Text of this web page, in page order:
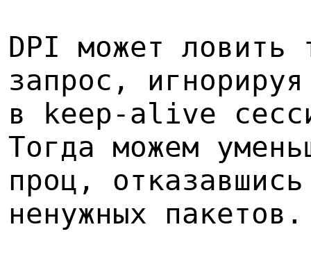
DPI может
запрос,
в keep-alive
Тогда можем
проц,
ненужных пакетов.